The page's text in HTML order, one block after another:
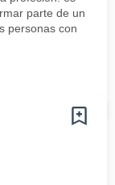
parte de un
personas con